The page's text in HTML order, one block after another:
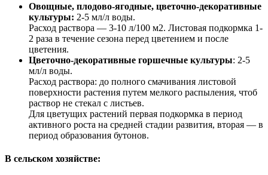
Овощные, плодово-ягодные, цветочно-декоративные
культуры: 2-5 мл/л воды.
Расход раствора — 3-10 л/100 м2. Листовая подкормка 1-
2 раза в течение сезона перед цветением и после
цветения.
Цветочно-декоративные горшечные культуры: 2-5
мл/л воды.
Расход раствора: до полного смачивания листовой
поверхности растения путем мелкого распыления, чтоб
раствор не стекал с листьев.
Для цветущих растений первая подкормка в период
активного роста на средней стадии развития, вторая — в
период образования бутонов.
В сельском хозяйстве: